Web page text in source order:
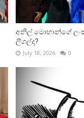
අනිල් මොහාන්ගේ
ලීගල්ද?
July 18, 2026 0